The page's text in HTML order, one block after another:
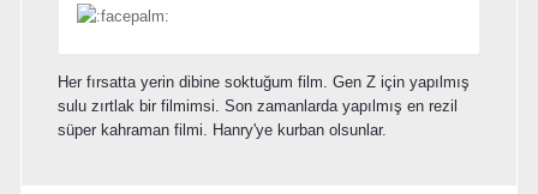
Her fırsatta yerin dibine soktuğum film. Gen Z için yapılmış
sulu zırtlak bir filmimsi. Son zamanlarda yapılmış en rezil
süper kahraman filmi. Hanry'ye kurban olsunlar.